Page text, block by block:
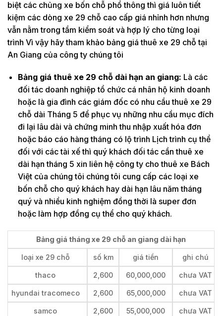
biệt các chủng xe bốn chỗ phổ thông thì giá luôn tiết
kiệm các dòng xe 29 chỗ cao cấp giá nhỉnh hơn nhưng
vẫn nằm trong tầm kiểm soát và hợp lý cho từng loại
trình Vì vậy hãy tham khảo bảng giá thuê xe 29 chỗ tại
An Giang của công ty chúng tôi
Bảng giá thuê xe 29 chỗ dài hạn an giang: Là các
đối tác doanh nghiệp tổ chức cá nhân hộ kinh doanh
hoặc là gia đình các giám đốc có nhu cầu thuê xe 29
chỗ dài Tháng 5 để phục vụ những nhu cầu mục đích
đi lại lâu dài và chứng minh thu nhập xuất hóa đơn
hoặc báo cáo hàng tháng có lộ trình Lịch trình cụ thể
đối với các tài xế thì quý khách đối tác cần thuê xe
dài hạn tháng 5 xin liên hệ công ty cho thuê xe Bách
Việt của chúng tôi chúng tôi cung cấp các loại xe
bốn chỗ cho quý khách hay dài hạn lâu năm tháng
quý và nhiều kinh nghiệm đồng thời là super đơn
hoặc làm hợp đồng cụ thể cho quý khách.
Bảng giá tháng xe 29 chỗ an giang dài hạn
loại xe 29 chỗ số km giá tiền ghi chú
thaco 2,600 60,000,000 chưa VAT
hyundai tracomeco 2,600 65,000,000 chưa VAT
samco 2,600 55,000,000 chưa VAT